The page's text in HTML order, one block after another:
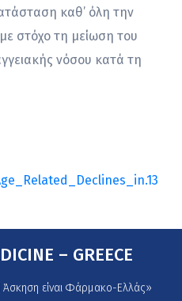
καθ’ όλη την
στόχο τη μείωση του
νόσου κατά τη
– GREECE
Άσκηση είναι Φάρμακο-Ελλάς»